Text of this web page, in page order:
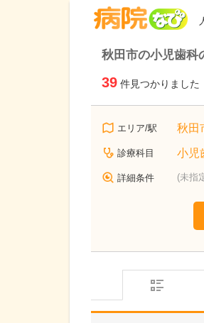
秋田市の小児歯科
39 件見つかりました
エリア/駅 秋田
診療科目 小児
詳細条件 (未指